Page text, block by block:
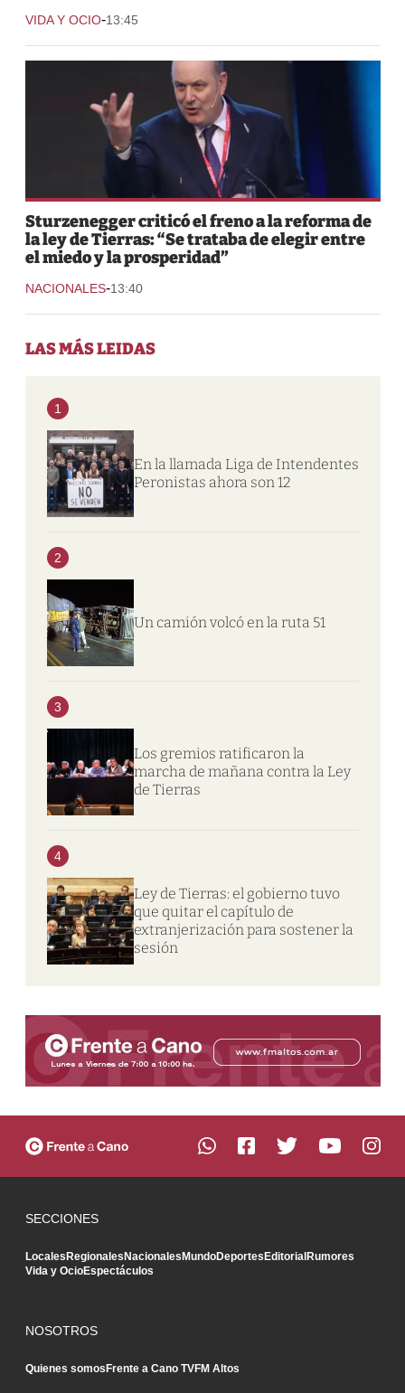
VIDA Y OCIO-13:45
Sturzenegger criticó el freno a la reforma de
la ley de Tierras: “Se trataba de elegir entre
el miedo y la prosperidad”
NACIONALES-13:40
LAS MÁS LEIDAS
1
En la llamada Liga de Intendentes
Peronistas ahora son 12
2
Un camión volcó en la ruta 51
3
Los gremios ratificaron la
marcha de mañana contra la Ley
de Tierras
4
Ley de Tierras: el gobierno tuvo
que quitar el capítulo de
extranjerización para sostener la
sesión
SECCIONES
LocalesRegionalesNacionalesMundoDeportesEditorialRumores
Vida y OcioEspectáculos
NOSOTROS
Quienes somosFrente a Cano TVFM Altos